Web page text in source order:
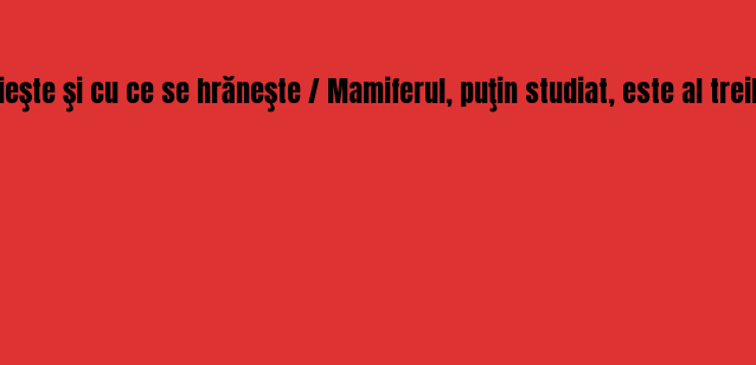
şi cu ce se hrăneşte / Mamiferul, puţin studiat, este al